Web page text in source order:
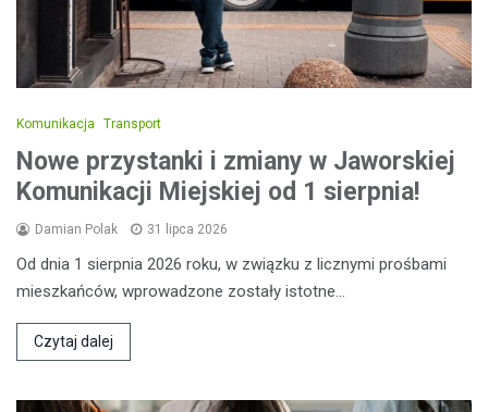
Komunikacja Transport
Nowe przystanki i zmiany w Jaworskiej
Komunikacji Miejskiej od 1 sierpnia!
Damian Polak 31 lipca 2026
Od dnia 1 sierpnia 2026 roku, w związku z licznymi prośbami
mieszkańców, wprowadzone zostały istotne…
Czytaj dalej